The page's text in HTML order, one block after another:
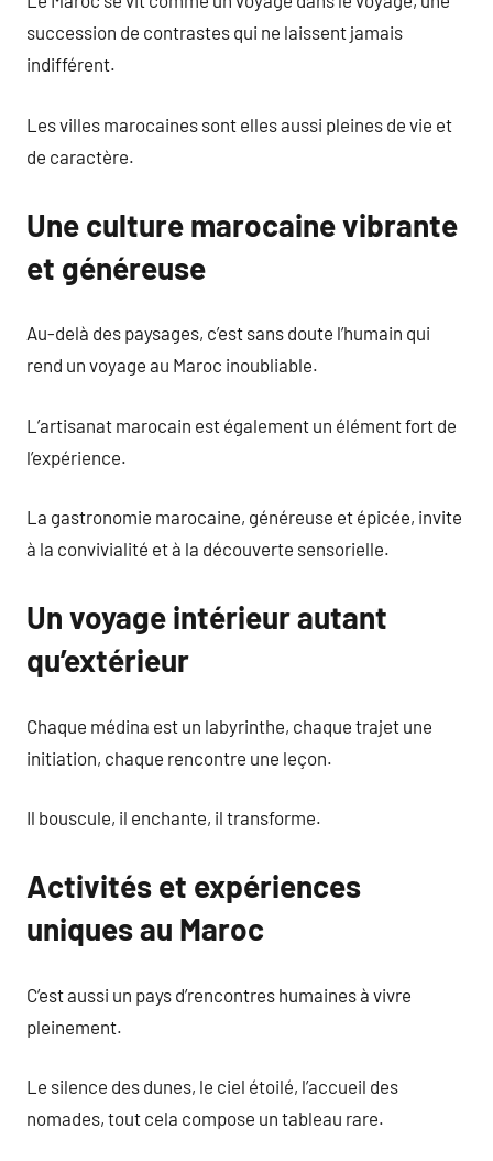
succession de contrastes qui ne laissent jamais
indifférent.
Les villes marocaines sont elles aussi pleines de vie et
de caractère.
Une culture marocaine vibrante
et généreuse
Au-delà des paysages, c’est sans doute l’humain qui
rend un voyage au Maroc inoubliable.
L’artisanat marocain est également un élément fort de
l’expérience.
La gastronomie marocaine, généreuse et épicée, invite
à la convivialité et à la découverte sensorielle.
Un voyage intérieur autant
qu’extérieur
Chaque médina est un labyrinthe, chaque trajet une
initiation, chaque rencontre une leçon.
Il bouscule, il enchante, il transforme.
Activités et expériences
uniques au Maroc
C’est aussi un pays d’rencontres humaines à vivre
pleinement.
Le silence des dunes, le ciel étoilé, l’accueil des
nomades, tout cela compose un tableau rare.